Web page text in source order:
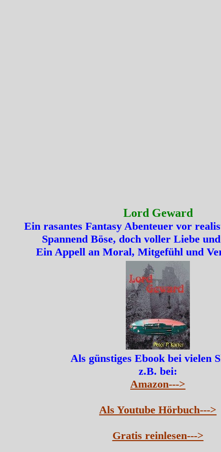
Lord Geward
Ein rasantes Fantasy Abenteuer vor
Spannend Böse, doch voller Liebe
Ein Appell an Moral, Mitgefühl und
Als günstiges Ebook bei vielen
z.B. bei:
Amazon--->
Als Youtube Hörbuch--->
Gratis reinlesen--->